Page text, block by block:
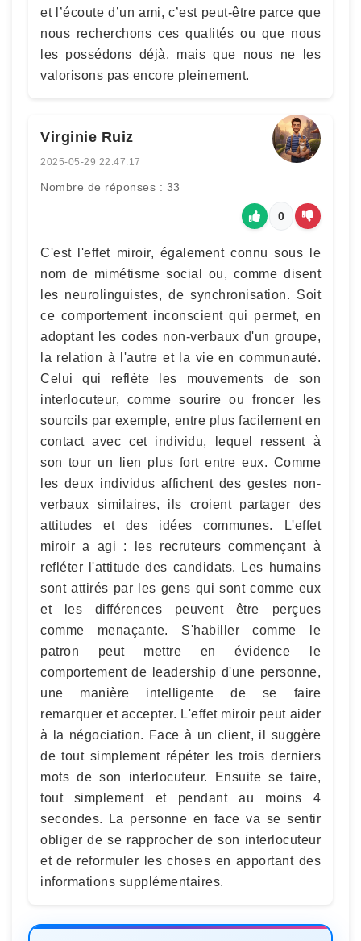
et l’écoute d’un ami, c’est peut-être parce que
nous recherchons ces qualités ou que nous
les possédons déjà, mais que nous ne les
valorisons pas encore pleinement.
Virginie Ruiz
2025-05-29 22:47:17
Nombre de réponses : 33
0
C'est l'effet miroir, également connu sous le
nom de mimétisme social ou, comme disent
les neurolinguistes, de synchronisation. Soit
ce comportement inconscient qui permet, en
adoptant les codes non-verbaux d'un groupe,
la relation à l'autre et la vie en communauté.
Celui qui reflète les mouvements de son
interlocuteur, comme sourire ou froncer les
sourcils par exemple, entre plus facilement en
contact avec cet individu, lequel ressent à
son tour un lien plus fort entre eux. Comme
les deux individus affichent des gestes non-
verbaux similaires, ils croient partager des
attitudes et des idées communes. L'effet
miroir a agi : les recruteurs commençant à
refléter l'attitude des candidats. Les humains
sont attirés par les gens qui sont comme eux
et les différences peuvent être perçues
comme menaçante. S'habiller comme le
patron peut mettre en évidence le
comportement de leadership d'une personne,
une manière intelligente de se faire
remarquer et accepter. L'effet miroir peut aider
à la négociation. Face à un client, il suggère
de tout simplement répéter les trois derniers
mots de son interlocuteur. Ensuite se taire,
tout simplement et pendant au moins 4
secondes. La personne en face va se sentir
obliger de se rapprocher de son interlocuteur
et de reformuler les choses en apportant des
informations supplémentaires.